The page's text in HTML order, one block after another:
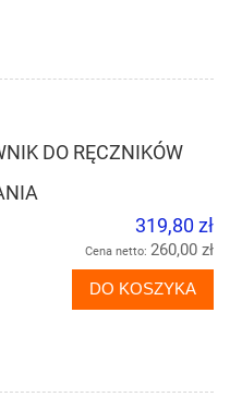
DO RĘCZNIKÓW
319,80 zł
Cena netto: 260,00 zł
DO KOSZYKA